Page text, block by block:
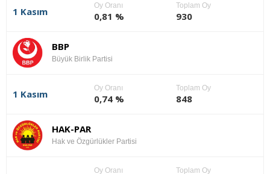
1 Kasım
Oy Oranı
0,81 %
Toplam Oy
930
BBP
Büyük Birlik Partisi
1 Kasım
Oy Oranı
0,74 %
Toplam Oy
848
HAK-PAR
Hak ve Özgürlükler Partisi
Oy Oranı Toplam Oy